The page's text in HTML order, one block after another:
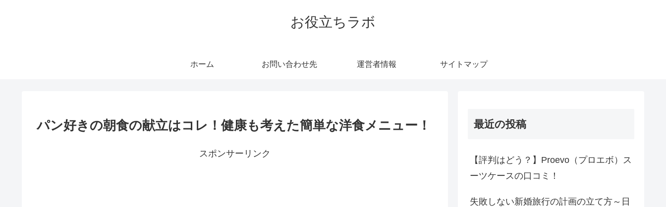
お役立ちラボ
ホーム お問い合わせ先 運営者情報 サイトマップ
パン好きの朝食の献立はコレ！健康も考えた簡単な洋食メニュー！
スポンサーリンク
最近の投稿
【評判はどう？】Proevo（プロエボ）ス
ーツケースの口コミ！
失敗しない新婚旅行の計画の立て方～日